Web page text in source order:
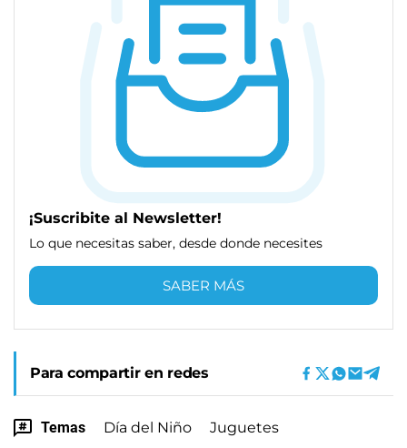
¡Suscribite al Newsletter!
Lo que necesitas saber, desde donde necesites
SABER MÁS
Para compartir en redes
Temas Día del Niño Juguetes